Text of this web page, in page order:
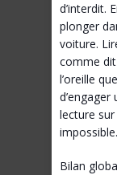
d’interdit.
plonger
voiture.
comme
l’oreille
lecture
Bilan